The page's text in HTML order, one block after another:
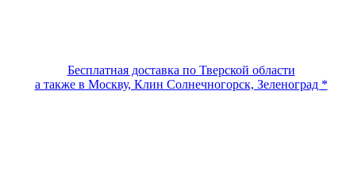
Бесплатная доставка по Тверской области
а также в Москву, Клин Солнечногорск, Зеленоград *